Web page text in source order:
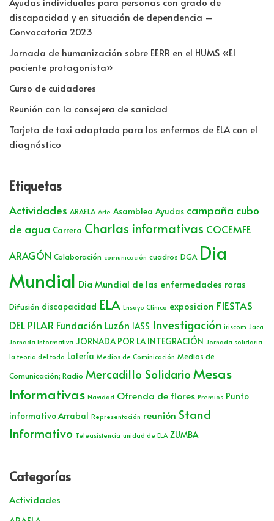
discapacidad y en situación de dependencia –
Convocatoria 2023
Jornada de humanización sobre EERR en el HUMS «El
paciente protagonista»
Curso de cuidadores
Reunión con la consejera de sanidad
Tarjeta de taxi adaptado para los enfermos de ELA con el
diagnóstico
Etiquetas
Actividades ARAELA Arte Asamblea Ayudas campaña cubo
de agua Carrera Charlas informativas COCEMFE
ARAGÓN Colaboración comunicación cuadros DGA Dia
Mundial Dia Mundial de las enfermedades raras
Difusión discapacidad ELA Ensayo Clínico exposicion FIESTAS
DEL PILAR Fundación Luzón IASS Investigación iriscom Jaca
Jornada Informativa JORNADA POR LA INTEGRACIÓN Jornada solidaria
la teoria del todo Lotería Medios de Cominicación Medios de
Comunicación; Radio Mercadillo SolidarioMesas
Informativas Navidad Ofrenda de flores Premios Punto
informativo Arrabal Representación reunión Stand
Informativo Teleasistencia unidad de ELA ZUMBA
Categorías
Actividades